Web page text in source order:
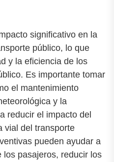
significativo en la
público, lo que
y la eficiencia de los
Es importante tomar
el mantenimiento
y la
reducir el impacto del
vial del transporte
pueden ayudar a
los pasajeros, reducir los